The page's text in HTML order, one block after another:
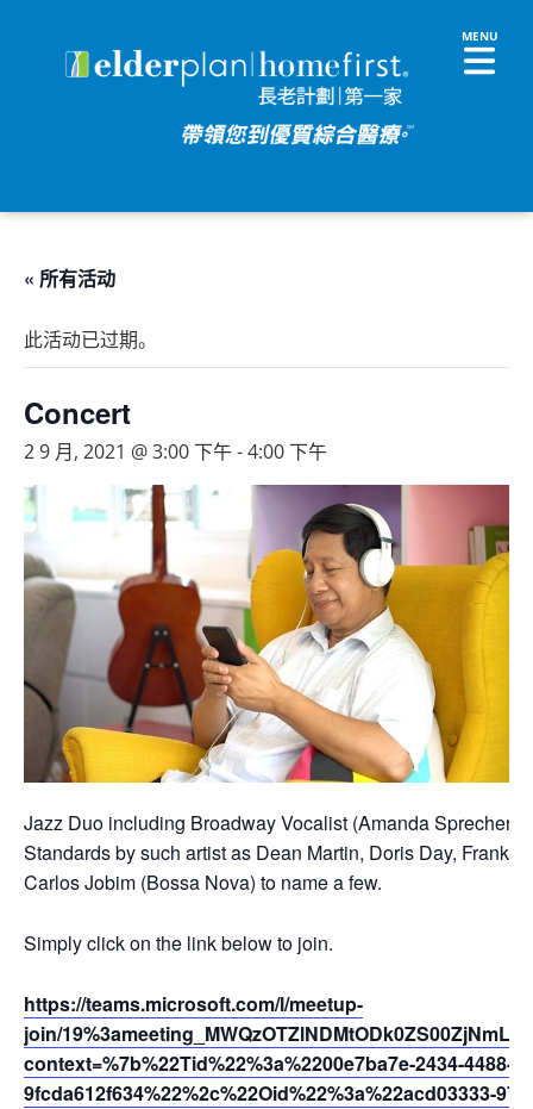
« 所有活动
此活动已过期。
Concert
2 9 月, 2021 @ 3:00 下午-4:00 下午
Jazz Duo including Broadway Vocalist (Amanda Sprecher)
Standards by such artist as Dean Martin, Doris Day, Frank
Carlos Jobim (Bossa Nova) to name a few.
Simply click on the link below to join.
https://teams.microsoft.com/l/meetup-
join/
context=%7b%22Tid%22%3a%2200e7ba7e-2434-4488-
9fcda612f634%22%2c%22Oid%22%3a%22acd03333-